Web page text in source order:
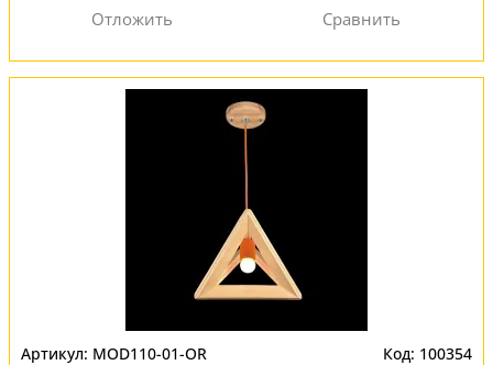
MOD110-01-OR 100354